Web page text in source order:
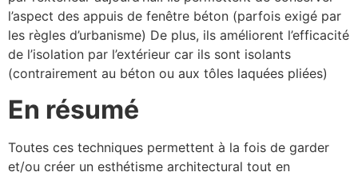
l’aspect des appuis de fenêtre béton (parfois exigé par
les règles d’urbanisme) De plus, ils améliorent l’efficacité
de l’isolation par l’extérieur car ils sont isolants
(contrairement au béton ou aux tôles laquées pliées)
En résumé
Toutes ces techniques permettent à la fois de garder
et/ou créer un esthétisme architectural tout en